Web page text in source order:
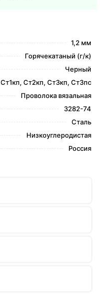
1,2 мм
Горячекатаный (г/к)
Черный
Ст1кп, Ст2кп, Ст3кп, Ст3пс
Проволока вязальная
3282-74
Сталь
Низкоуглеродистая
Россия